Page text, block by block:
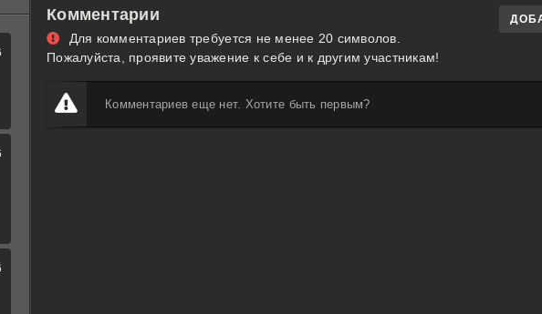
Комментарии
Для комментариев требуется не менее 20 символов.
Пожалуйста, проявите уважение к себе и к другим участникам!
Комментариев еще нет. Хотите быть первым?